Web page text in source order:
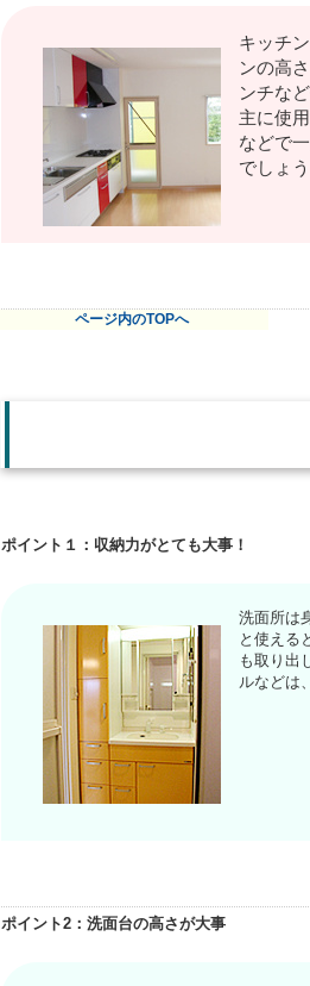
キッチ
ンの高
ンチな
主に使
などで
でしょ
ページ内のTOPへ
ポイント１：収納力がとても大事！
洗面所は
と使える
も取り出
ルなどは
ポイント2：洗面台の高さが大事